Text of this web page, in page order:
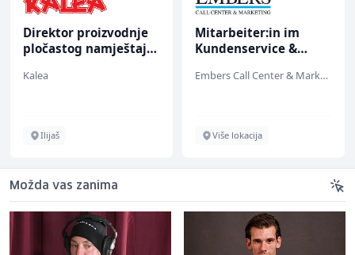
Direktor proizvodnje
pločastog namještaja
Kalea
Ilijaš
Mitarbeiter:in im
Kundenservice &
Embers Call Center & Marketing
Više lokacija
Možda vas zanima